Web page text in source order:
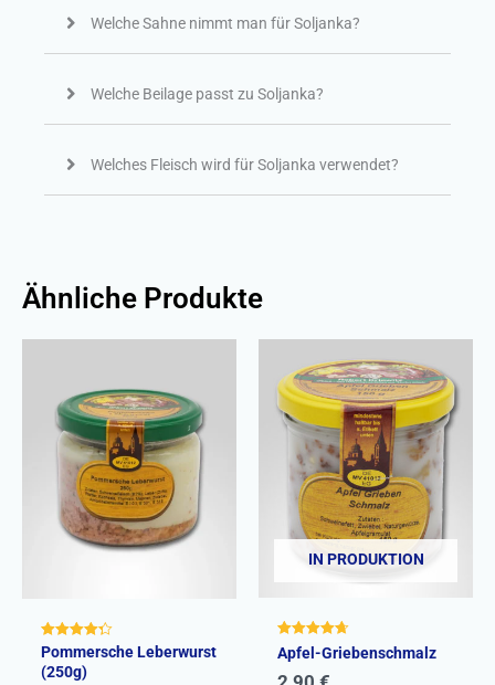
Welche Sahne nimmt man für Soljanka?
Welche Beilage passt zu Soljanka?
Welches Fleisch wird für Soljanka verwendet?
Ähnliche Produkte
Bewertet
mit
4.33
Pommersche Leberwurst
(250g)
IN PRODUKTION
Bewertet mit
4.75
von 5
Apfel-Griebenschmalz